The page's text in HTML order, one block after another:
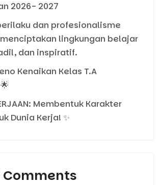
2026- 2027
dan profesionalisme
lingkungan belajar
dan inspiratif.
Kenaikan Kelas T.A
Membentuk Karakter
Dunia Kerja! ✨
Comments